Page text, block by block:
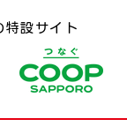
設サイト